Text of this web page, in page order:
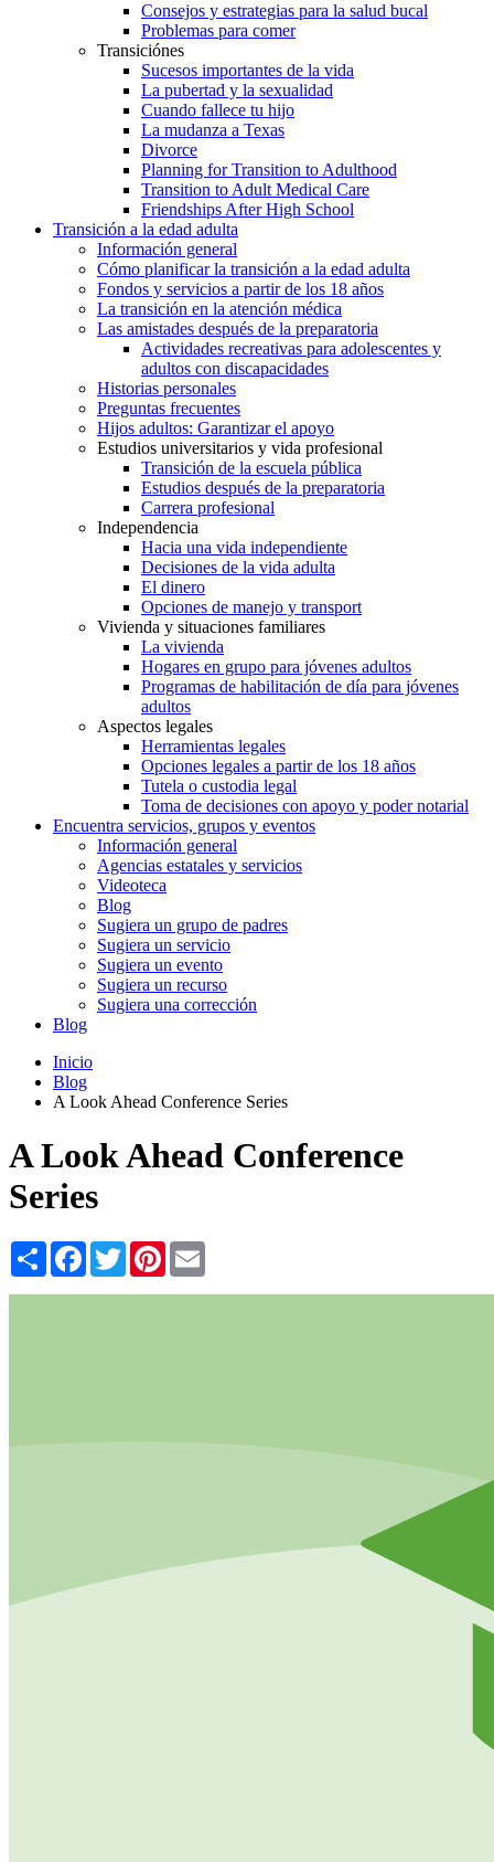
Consejos y estrategias para la salud bucal
Problemas para comer
Transiciónes
Sucesos importantes de la vida
La pubertad y la sexualidad
Cuando fallece tu hijo
La mudanza a Texas
Divorce
Planning for Transition to Adulthood
Transition to Adult Medical Care
Friendships After High School
Transición a la edad adulta
Información general
Cómo planificar la transición a la edad adulta
Fondos y servicios a partir de los 18 años
La transición en la atención médica
Las amistades después de la preparatoria
Actividades recreativas para adolescentes y
adultos con discapacidades
Historias personales
Preguntas frecuentes
Hijos adultos: Garantizar el apoyo
Estudios universitarios y vida profesional
Transición de la escuela pública
Estudios después de la preparatoria
Carrera profesional
Independencia
Hacia una vida independiente
Decisiones de la vida adulta
El dinero
Opciones de manejo y transport
Vivienda y situaciones familiares
La vivienda
Hogares en grupo para jóvenes adultos
Programas de habilitación de día para jóvenes
adultos
Aspectos legales
Herramientas legales
Opciones legales a partir de los 18 años
Tutela o custodia legal
Toma de decisiones con apoyo y poder notarial
Encuentra servicios, grupos y eventos
Información general
Agencias estatales y servicios
Videoteca
Blog
Sugiera un grupo de padres
Sugiera un servicio
Sugiera un evento
Sugiera un recurso
Sugiera una corrección
Blog
Inicio
Blog
A Look Ahead Conference Series
A Look Ahead Conference
Series
Share Facebook
TwitterPinterest